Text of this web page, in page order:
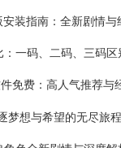
游戏积累经验，
梦想与希望的无尽旅程